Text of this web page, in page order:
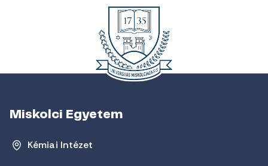
Miskolci Egyetem
Kémiai Intézet